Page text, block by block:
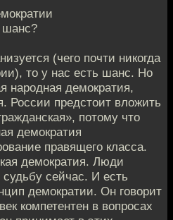
шанс?
(чего почти никогда
то у нас есть шанс. Но
народная демократия,
России предстоит вложить
потому что
демократия
правящего класса.
демократия. Люди
сейчас. И есть
демократии. Он говорит
компетентен в вопросах